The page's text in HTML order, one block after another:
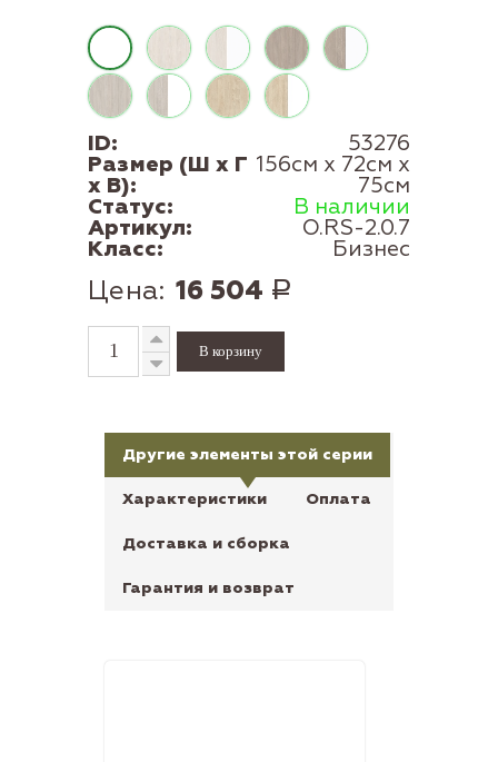
ID: 53276
Размер (Ш x Г
x В):
156см x 72см x
75см
Статус: В наличии
Артикул: O.RS-2.0.7
Класс: Бизнес
Цена: 16 504 Р
Другие элементы этой серии
Характеристики Оплата
Доставка и сборка
Гарантия и возврат